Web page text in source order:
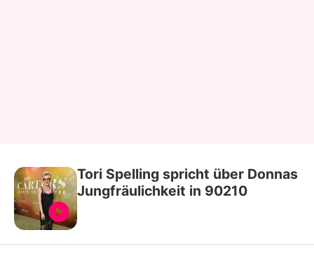
Tori Spelling spricht über Donnas
Jungfräulichkeit in 90210